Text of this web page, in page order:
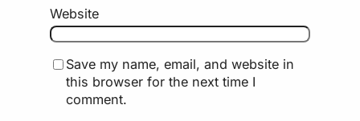
Website
Save my name, email, and website in
this browser for the next time I
comment.